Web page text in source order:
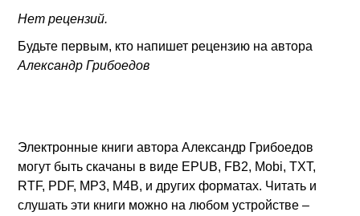
Нет рецензий.
Будьте первым, кто напишет рецензию на автора
Александр Грибоедов
Электронные книги автора Александр Грибоедов
могут быть скачаны в виде EPUB, FB2, Mobi, TXT,
RTF, PDF, MP3, M4B, и других форматах. Читать и
слушать эти книги можно на любом устройстве –